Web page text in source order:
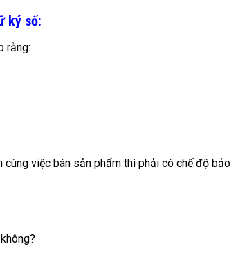
ký số:
rằng:
việc bán sản phẩm thì phải có chế độ bảo